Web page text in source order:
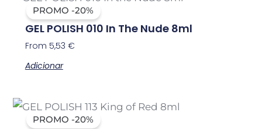
PROMO -20%
GEL POLISH 010 In The Nude 8ml
From 5,53 €
Adicionar
PROMO -20%